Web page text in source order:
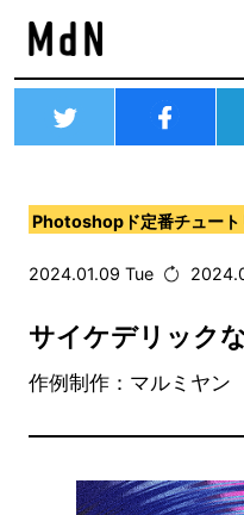
Photoshopド定番チュート
2024.01.09 Tue
サイケデリック
作例制作：マルミヤ